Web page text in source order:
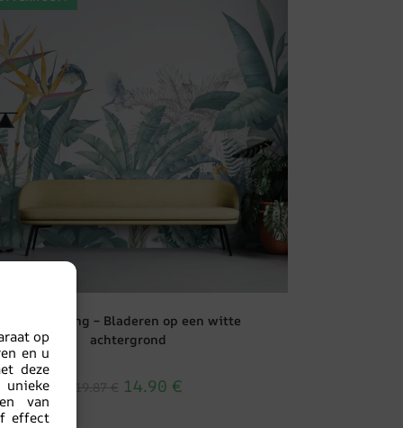
op
en u
deze
van
effect
Fotobehang – Bladeren op een witte
achtergrond
14.90 €